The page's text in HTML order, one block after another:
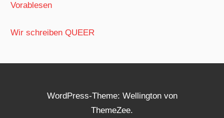
Vorablesen
Wir schreiben QUEER
WordPress-Theme: Wellington von
ThemeZee.